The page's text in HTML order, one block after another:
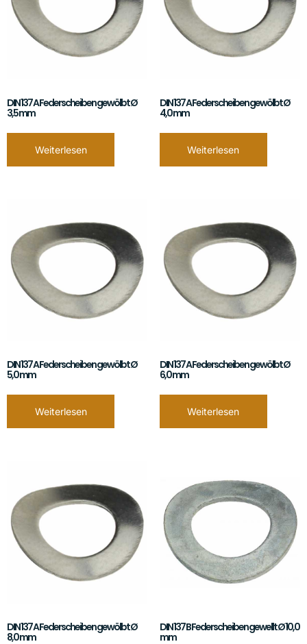
DIN 137 A Federscheiben gewölbt Ø
3,5 mm
Weiterlesen
DIN 137 A Federscheiben gewölbt Ø
4,0 mm
Weiterlesen
DIN 137 A Federscheiben gewölbt Ø
5,0 mm
Weiterlesen
DIN 137 A Federscheiben gewölbt Ø
6,0 mm
Weiterlesen
DIN 137 A Federscheiben gewölbt Ø
8,0 mm
DIN 137 B Federscheiben gewellt Ø 10,0
mm